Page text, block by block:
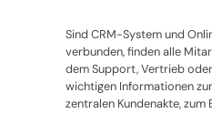
Sind CRM-System und
verbunden, finden alle
dem Support, Vertrieb
wichtigen Informationen
zentralen Kundenakte, zum